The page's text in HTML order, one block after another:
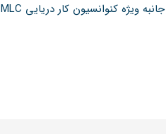
تین نیوز | پنجمین اجلاس کمیته سه جانبه ویژه کنوانسیون کار دریایی MLC